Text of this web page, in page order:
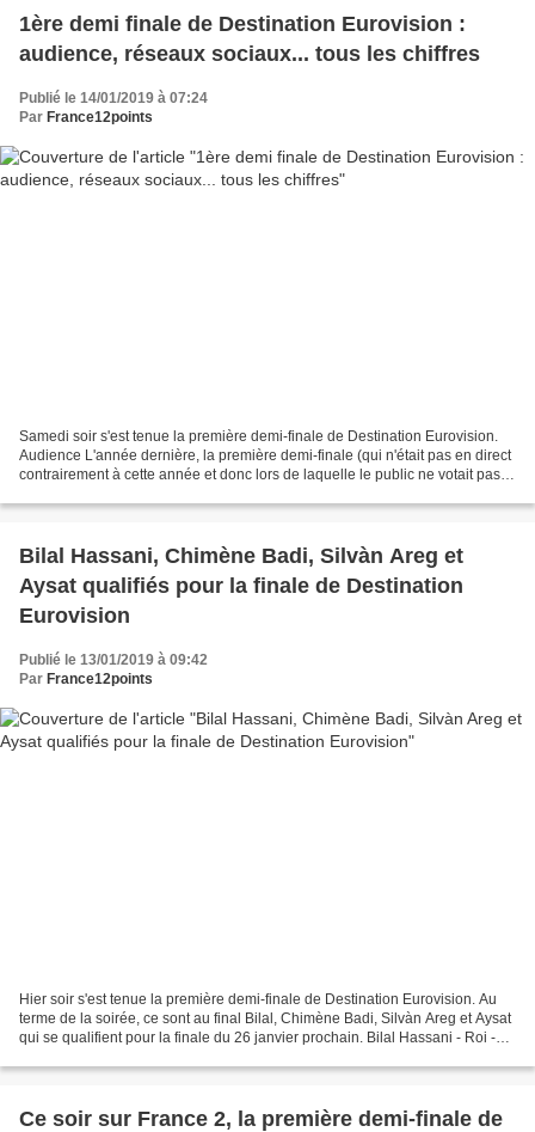
1ère demi finale de Destination Eurovision :
audience, réseaux sociaux... tous les chiffres
Publié le 14/01/2019 à 07:24
Par France12points
Samedi soir s'est tenue la première demi-finale de Destination Eurovision.
Audience L'année dernière, la première demi-finale (qui n'était pas en direct
contrairement à cette année et donc lors de laquelle le public ne votait pas)
Bilal Hassani, Chimène Badi, Silvàn Areg et
Aysat qualifiés pour la finale de Destination
Eurovision
Publié le 13/01/2019 à 09:42
Par France12points
Hier soir s'est tenue la première demi-finale de Destination Eurovision. Au
terme de la soirée, ce sont au final Bilal, Chimène Badi, Silvàn Areg et Aysat
qui se qualifient pour la finale du 26 janvier prochain. Bilal Hassani - Roi -
Ce soir sur France 2, la première demi-finale de